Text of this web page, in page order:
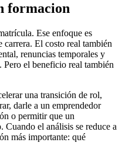
formacion
Ese enfoque es
carrera. El costo real también
renuncias temporales y
el beneficio real también
una transición de rol,
darle a un emprendedor
o permitir que un
Cuando el análisis se reduce a
más importante: qué